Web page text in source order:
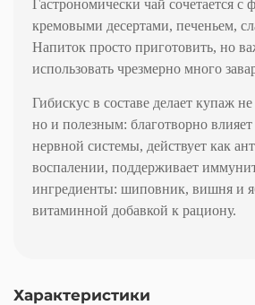
Гастрономически чай сочетается с
кремовыми десертами, печеньем,
Напиток просто приготовить, но
использовать чрезмерно много
Гибискус в составе делает купаж
но и полезным: благотворно влияет
нервной системы, действует как
воспалении, поддерживает
ингредиенты: шиповник, вишня и
витаминной добавкой к рациону.
Характеристики